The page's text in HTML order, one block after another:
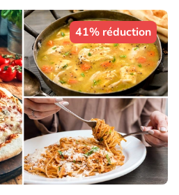
41% réduction